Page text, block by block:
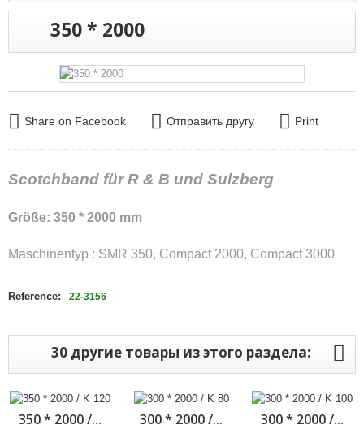
350 * 2000
Share on Facebook Отправить другу Print
Scotchband für R & B und Sulzberg
Größe: 350 * 2000 mm
Maschinentyp : SMR 350, Compact 2000, Compact 3000
Reference: 22-3156
30 другие товары из этого раздела:
350 * 2000 /... 300 * 2000 /... 300 * 2000 /...